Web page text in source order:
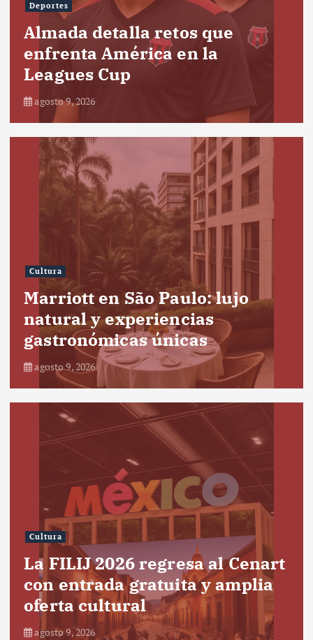
Deportes
Almada detalla retos que
enfrenta América en la
Leagues Cup
agosto 9, 2026
Cultura
Marriott en São Paulo: lujo
natural y experiencias
gastronómicas únicas
agosto 9, 2026
Cultura
La FILIJ 2026 regresa al Cenart
con entrada gratuita y amplia
oferta cultural
agosto 9, 2026